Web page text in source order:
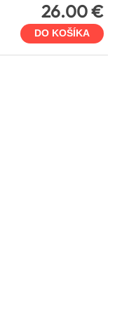
26.00 €
DO KOŠÍKA